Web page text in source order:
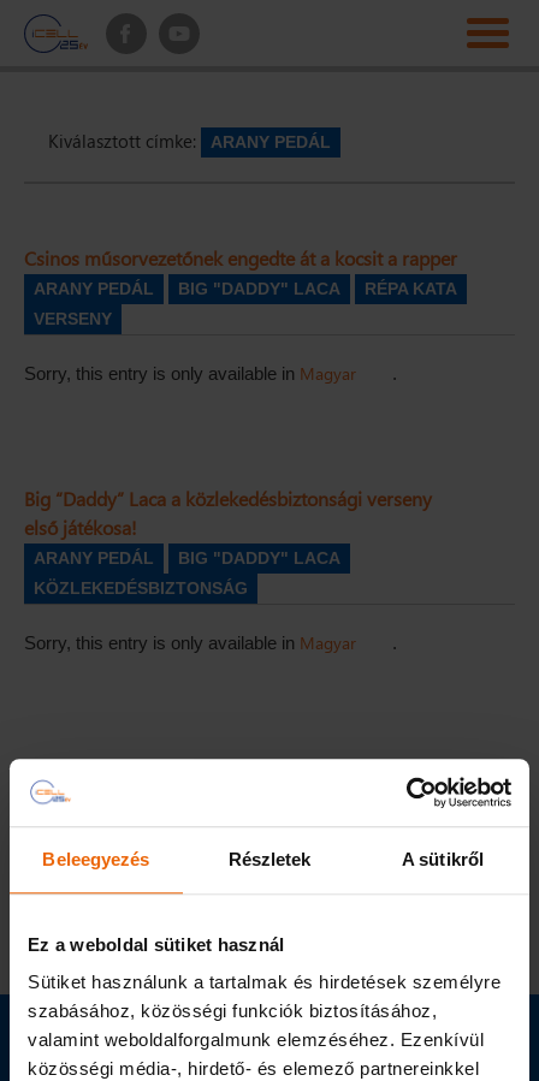
Beleegyezés Részletek A sütikről
Ez a weboldal sütiket használ
Sütiket használunk a tartalmak és hirdetések személyre
szabásához, közösségi funkciók biztosításához,
valamint weboldalforgalmunk elemzéséhez. Ezenkívül
közösségi média-, hirdető- és elemező partnereinkkel
Kiválasztott címke: ARANY PEDÁL
Csinos műsorvezetőnek engedte át a kocsit a rapper
ARANY PEDÁL BIG "DADDY" LACA
RÉPA KATA
VERSENY
Sorry, this entry is only available in Magyar .
Big “Daddy” Laca a közlekedésbiztonsági verseny
első játékosa!
ARANY PEDÁL
BIG "DADDY" LACA
KÖZLEKEDÉSBIZTONSÁG
Sorry, this entry is only available in Magyar .
Na ki nyeri az Arany Pedált?
ARANY PEDÁL
KÖZLEKEDÉSBIZTONSÁG
Do you have any questions? Fill in the form and we'll call you back!